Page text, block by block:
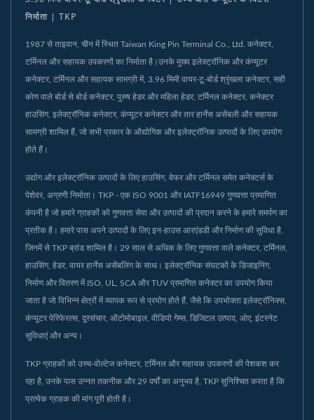
निर्माता | TKP
1987 से ताइवान, चीन में स्थित Taiwan King Pin Terminal Co., Ltd. कनेक्टर,
टर्मिनल और सहायक उपकरणों का निर्माता है।उनके मुख्य इलेक्ट्रॉनिक और कंप्यूटर
कनेक्टर, टर्मिनल और सहायक सामग्री में, 3.96 मिमी वायर-टू-बोर्ड श्रृंखला कनेक्टर, सही
कोण वाले बोर्ड से बोर्ड कनेक्टर, पुरुष हेडर और महिला हेडर, टर्मिनल कनेक्टर, कनेक्टर
हाउसिंग, इलेक्ट्रॉनिक कनेक्टर, कंप्यूटर कनेक्टर और तार हार्नेस असेंबली और सहायक
सामग्री शामिल हैं, जो सभी प्रकार के औद्योगिक और इलेक्ट्रॉनिक उत्पादों के लिए उपयोग
होते हैं।
उद्योग और इलेक्ट्रॉनिक उत्पादों के लिए हाउसिंग, वेफर और टर्मिनल समेत कनेक्टर्स के
पेशेवर, अग्रणी निर्माता। TKP - एक ISO 9001 और IATF16949 गुणवत्ता प्रमाणित
कंपनी है जो हमारे ग्राहकों को गुणवत्ता सेवा और उत्पादों की प्रदान करने के हमारे समर्पण का
प्रतीक है। हमारे पास अपने उत्पादों के लिए इन-हाउस आरएंडडी और निर्माण की सुविधा है,
जिनमें से TKP ब्रांड शामिल है। 29 साल से अधिक के लिए गुणवत्ता वाले कनेक्टर, टर्मिनल,
हाउसिंग, हेडर, वायर हार्नेस असेंबलिंग के साथ। इलेक्ट्रॉनिक संघटकों के डिजाइनिंग,
निर्माण और वितरण में ISO, UL, SCA और TUV प्रमाणित कनेक्टर का उपयोग किया
जाता है जो विभिन्न क्षेत्रों में व्यापक रूप से प्रयोग होते हैं, जैसे कि उपभोक्ता इलेक्ट्रॉनिक्स,
कंप्यूटर पेरिफेरल्स, दूरसंचार, ऑटोमोबाइल, वीडियो गेम्स, डिजिटल उत्पाद, ओए, इंटरनेट
सुविधाएं और अन्य।
TKP ग्राहकों को उच्च-वोल्टेज कनेक्टर, टर्मिनल और सहायक उपकरणों की पेशकश कर
रहा है, उनके पास उन्नत तकनीक और 29 वर्षों का अनुभव है, TKP सुनिश्चित करता है कि
प्रत्येक ग्राहक की मांग पूरी होती है।